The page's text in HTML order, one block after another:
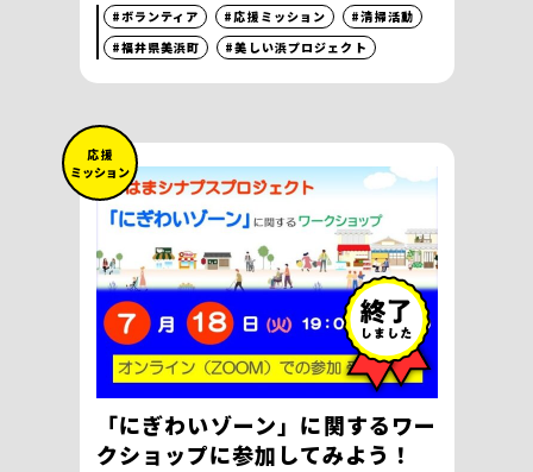
#ボランティア
#応援ミッション
#清掃活動
#福井県美浜町
#美しい浜プロジェクト
応 援
ミッション
「にぎわいゾーン」に関するワー
クショップに参加してみよう！